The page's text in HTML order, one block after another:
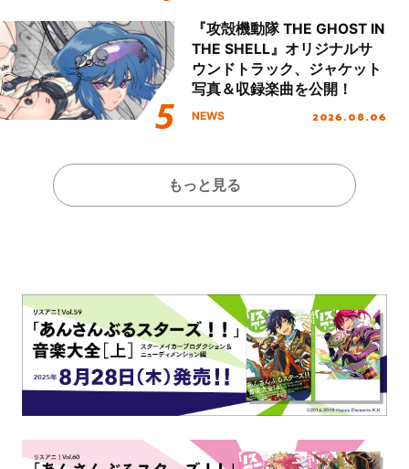
『攻殻機動隊 THE GHOST IN
THE SHELL』オリジナルサ
ウンドトラック、ジャケット
写真＆収録楽曲を公開！
NEWS 2026.08.06
もっと見る